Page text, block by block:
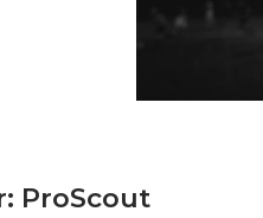
ProScout